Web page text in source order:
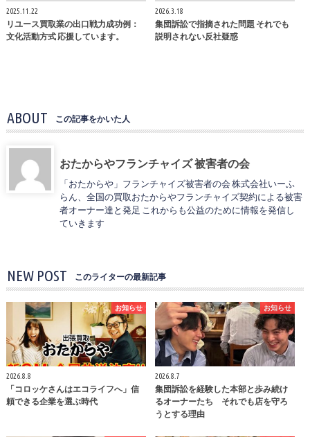
2025.11.22
リユース買取業の出口戦力成功例：
文化活動方式 応援しています。
2026.3.18
集団訴訟で指摘された問題 それでも
説明されない反社疑惑
ABOUT この記事をかいた人
おたからやフランチャイズ 被害者の会
「おたからや」フランチャイズ被害者の会 株式会社いーふ
らん、全国の買取おたからやフランチャイズ契約による被害
者オーナー達と発足 これからも公益のために情報を発信し
ていきます
NEW POST このライターの最新記事
お知らせ
2026.8.8
「コロッケさんはエコライフへ」信
頼できる企業を選ぶ時代
お知らせ
2026.8.7
集団訴訟を経験した本部と歩み続け
るオーナーたち それでも店を守ろ
うとする理由